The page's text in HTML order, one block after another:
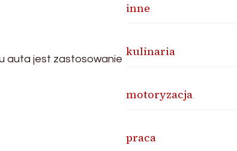
auta jest zastosowanie
inne
kulinaria
motoryzacja
praca